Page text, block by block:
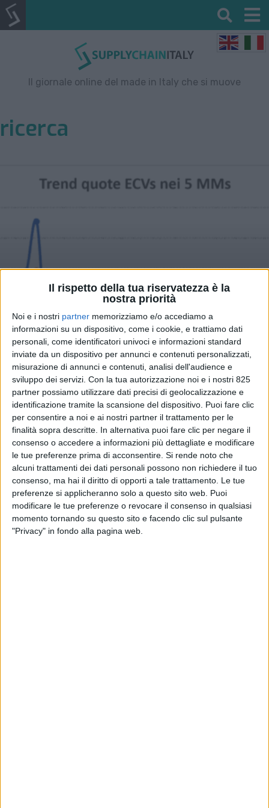
Il rispetto della tua riservatezza è la
nostra priorità
Noi e i nostri partner memorizziamo e/o accediamo a
informazioni su un dispositivo, come i cookie, e trattiamo dati
personali, come identificatori univoci e informazioni standard
inviate da un dispositivo per annunci e contenuti personalizzati,
misurazione di annunci e contenuti, analisi dell'audience e
sviluppo dei servizi. Con la tua autorizzazione noi e i nostri 825
partner possiamo utilizzare dati precisi di geolocalizzazione e
identificazione tramite la scansione del dispositivo. Puoi fare clic
per consentire a noi e ai nostri partner il trattamento per le
finalità sopra descritte. In alternativa puoi fare clic per negare il
consenso o accedere a informazioni più dettagliate e modificare
le tue preferenze prima di acconsentire. Si rende noto che
alcuni trattamenti dei dati personali possono non richiedere il tuo
consenso, ma hai il diritto di opporti a tale trattamento. Le tue
preferenze si applicheranno solo a questo sito web. Puoi
modificare le tue preferenze o revocare il consenso in qualsiasi
momento tornando su questo sito e facendo clic sul pulsante
"Privacy" in fondo alla pagina web.
Il giornale online del made in Italy che si muove
ricerca
Mercato auto Ue:
immatricolazioni in crescita,
ma l’Italia frena la transizione
elettrica
RICERCHE & STUDI 31 OTTOBRE 2025